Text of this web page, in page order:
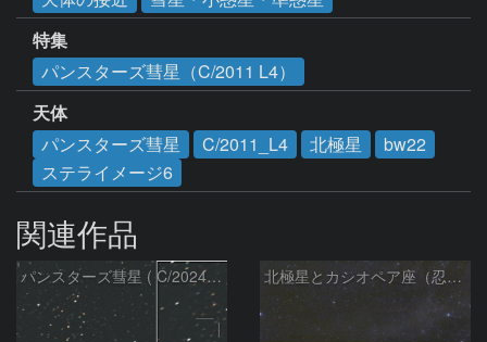
特集
パンスターズ彗星（C/2011 L4）
天体
パンスターズ彗星
C/2011_L4 北極星
bw22
ステライメージ6
関連作品
パンスターズ彗星 ( C/2024R4 )：2026/07/27 北極星とカシオペア座（忍び寄る秋）